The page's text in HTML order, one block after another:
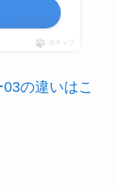
ポチップ
の違いはこ